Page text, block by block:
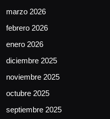
marzo 2026
febrero 2026
enero 2026
diciembre 2025
noviembre 2025
octubre 2025
septiembre 2025